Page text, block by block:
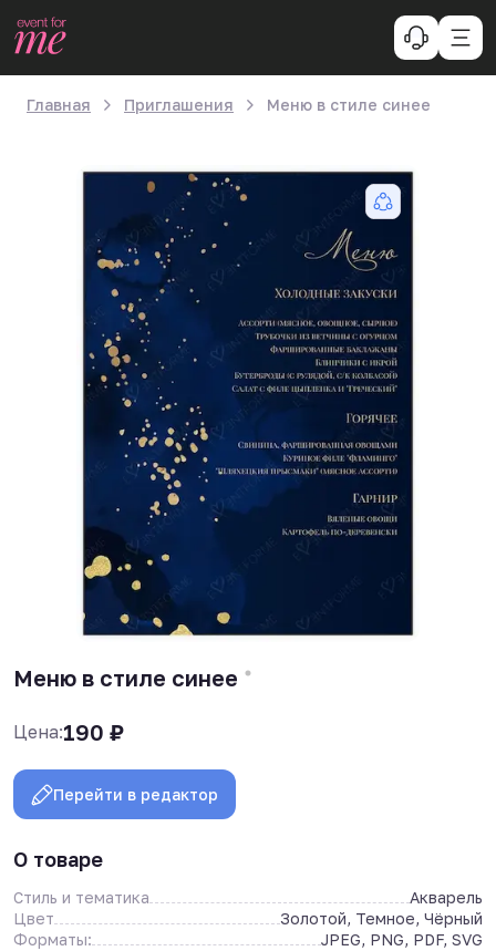
Главная Приглашения Меню в стиле синее
Меню в стиле синее
Цена:190 ₽
Перейти в редактор
О товаре
Стиль и тематика
Акварель
Цвет
Золотой, Темное, Чёрный
Форматы:
JPEG, PNG, PDF, SVG